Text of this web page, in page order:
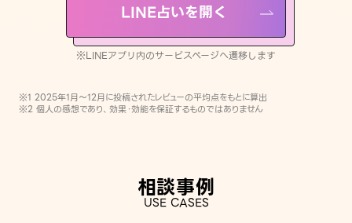
LINE占いを開く
※LINEアプリ内のサービスページへ遷移します
※1 2025年1月〜12月に投稿されたレビューの平均点をもとに算出
※2 個人の感想であり、効果・効能を保証するものではありません
相談事例
USE CASES